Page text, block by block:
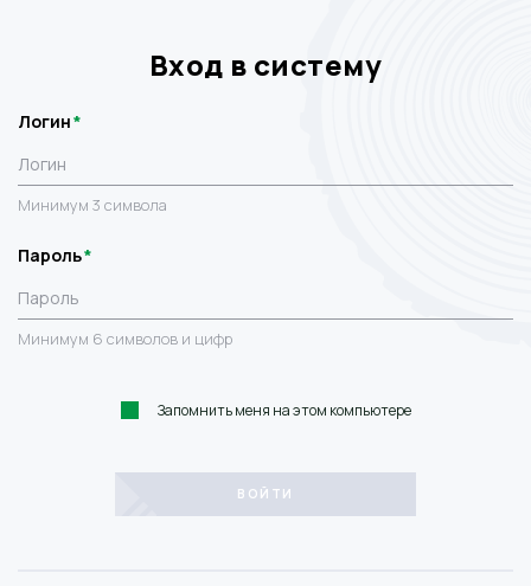
Вход в систему
Логин
Минимум 3 символа
Пароль
Минимум 6 символов и цифр
Запомнить меня на этом компьютере